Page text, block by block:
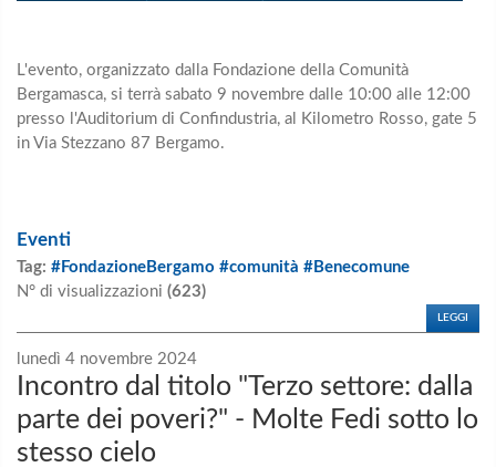
L'evento, organizzato dalla Fondazione della Comunità
Bergamasca, si terrà sabato 9 novembre dalle 10:00 alle 12:00
presso l'Auditorium di Confindustria, al Kilometro Rosso, gate 5
in Via Stezzano 87 Bergamo.
Eventi
Tag: #FondazioneBergamo #comunità #Benecomune
N° di visualizzazioni (623)
LEGGI
lunedì 4 novembre 2024
Incontro dal titolo "Terzo settore: dalla
parte dei poveri?" - Molte Fedi sotto lo
stesso cielo